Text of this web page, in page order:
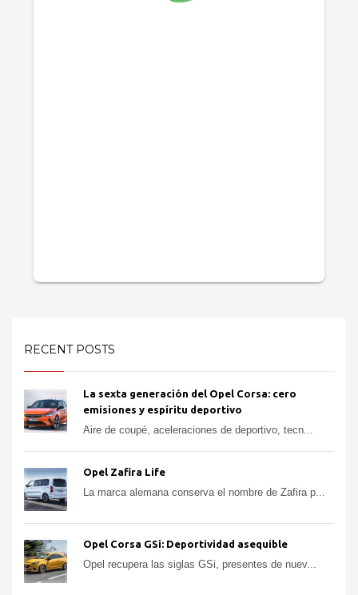
RECENT POSTS
La sexta generación del Opel Corsa: cero
emisiones y espíritu deportivo
Aire de coupé, aceleraciones de deportivo, tecn...
Opel Zafira Life
La marca alemana conserva el nombre de Zafira p...
Opel Corsa GSi: Deportividad asequible
Opel recupera las siglas GSi, presentes de nuev...